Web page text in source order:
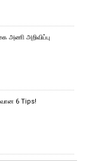
அணி அறிவிப்பு
6 Tips!